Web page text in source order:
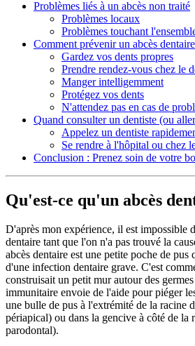
Problèmes liés à un abcès non traité
Problèmes locaux
Problèmes touchant
Comment prévenir un abcès dentaire
Gardez vos dents propres
Prendre rendez-vous chez le
Manger intelligemment
Protégez vos dents
N'attendez pas en cas de
Quand consulter un dentiste (ou
Appelez un dentiste
Se rendre à l'hôpital ou chez
Conclusion : Prenez soin de votre
Qu'est-ce qu'un abcès
D'après mon expérience, il est impossible
dentaire tant que l'on n'a pas trouvé la
abcès dentaire est une petite poche de pus
d'une infection dentaire grave. C'est
construisait un petit mur autour des
immunitaire envoie de l'aide pour piéger
une bulle de pus à l'extrémité de la racine
périapical) ou dans la gencive à côté de la
parodontal).